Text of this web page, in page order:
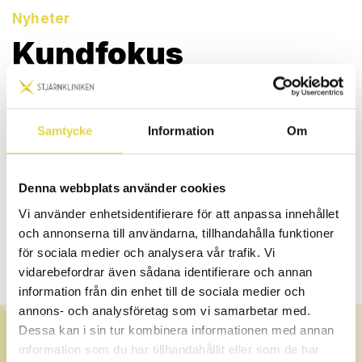
Samtycke Information Om
Denna webbplats använder cookies
Vi använder enhetsidentifierare för att anpassa innehållet
och annonserna till användarna, tillhandahålla funktioner
för sociala medier och analysera vår trafik. Vi
vidarebefordrar även sådana identifierare och annan
information från din enhet till de sociala medier och
annons- och analysföretag som vi samarbetar med.
Dessa kan i sin tur kombinera informationen med annan
information som du har tillhandahållit eller som de har
Nyheter
Kundfokus
PUBLICERAD 2017-09-27
Du som har varit hos oss vet.
Ett av våra värdeord är kundfokus.
behandlingsbänkar av högsta kvalité, till alla våra
Våra nya bänkar gör det möjligt att utföra våra behandlingar
med högsta kvalité för både kunder och våra terapeuter.
OM STJÄRNKLINIKEN
Stjärnkliniken är teamet bestående av certifierade och